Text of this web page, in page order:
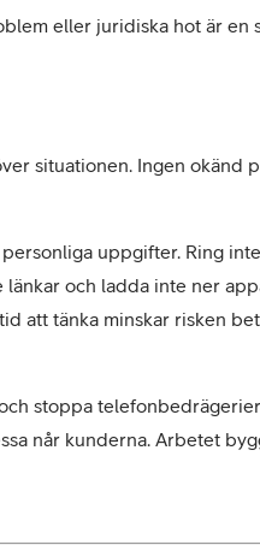
eller juridiska hot är en
situationen. Ingen okänd
uppgifter. Ring
och ladda inte ner
att tänka minskar risken
stoppa
når kunderna. Arbetet